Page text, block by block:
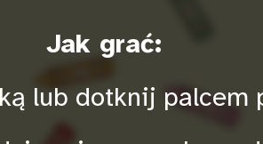
Jak grać:
lub dotknij